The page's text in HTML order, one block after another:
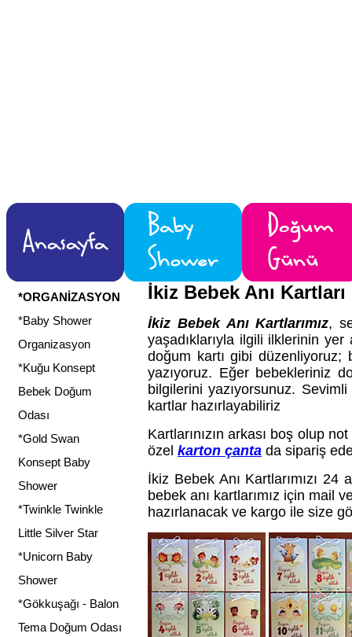
*ORGANİZASYON
*Baby Shower
Organizasyon
*Kuğu Konsept
Bebek Doğum
Odası
*Gold Swan
Konsept Baby
Shower
*Twinkle Twinkle
Little Silver Star
*Unicorn Baby
Shower
*Gökkuşağı - Balon
Tema Doğum Odası
İkiz Bebek Anı Kartları
İkiz Bebek Anı Kartlarımız,
yaşadıklarıyla ilgili ilklerinin yer
doğum kartı gibi düzenliyoruz;
yazıyoruz. Eğer bebekleriniz
bilgilerini yazıyorsunuz.
kartlar hazırlayabiliriz
Kartlarınızın arkası boş olup
özel karton çanta da sipariş
İkiz Bebek Anı Kartlarımızı
bebek anı kartlarımız için mail
hazırlanacak ve kargo ile size